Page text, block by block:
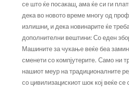
се што ќе посакаш, ама ќе си ги
дека во новото време многу од
излишни, и дека новинарите ќе
дополнителни вештини: Со еден
Машините за чукање веќе беа
сменети со компјутерите. Само ни
нашиот меур на традиционалните
со цивилизацискиот шок кој веќе